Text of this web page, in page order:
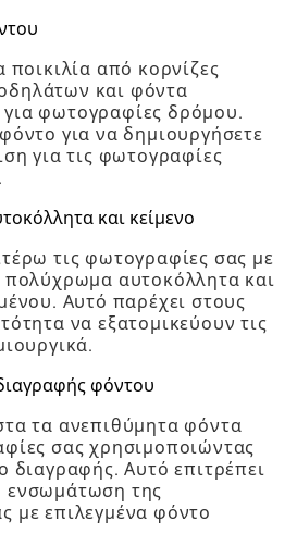
ποικιλία από κορνίζες
και φόντα
φωτογραφίες δρόμου.
για να δημιουργήσετε
για τις φωτογραφίες
και κείμενο
τις φωτογραφίες σας με
πολύχρωμα αυτοκόλλητα και
Αυτό παρέχει στους
να εξατομικεύουν τις
φόντου
τα ανεπιθύμητα φόντα
σας χρησιμοποιώντας
διαγραφής. Αυτό επιτρέπει
ενσωμάτωση της
με επιλεγμένα φόντο